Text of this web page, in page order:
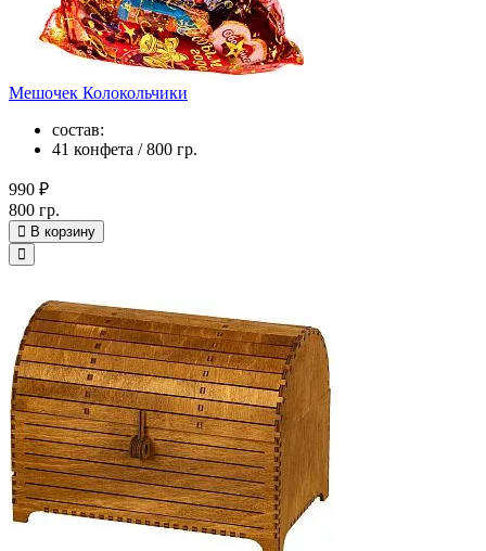
Мешочек Колокольчики
состав:
41 конфета / 800 гр.
990 ₽
800 гр.
В корзину